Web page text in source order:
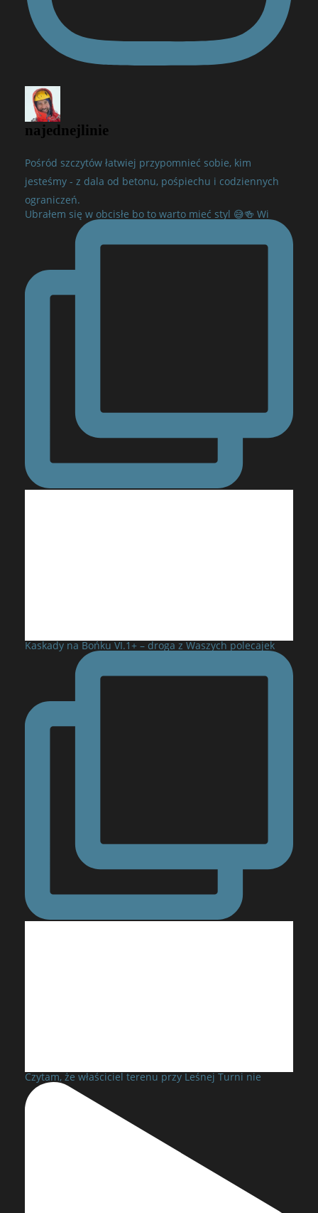
najednejlinie
Pośród szczytów łatwiej przypomnieć sobie, kim
jesteśmy - z dala od betonu, pośpiechu i codziennych
ograniczeń.
Ubrałem się w obcisłe bo to warto mieć styl 😅🍻 Wi
Kaskady na Bońku VI.1+ – droga z Waszych polecajek
Czytam, że właściciel terenu przy Leśnej Turni nie